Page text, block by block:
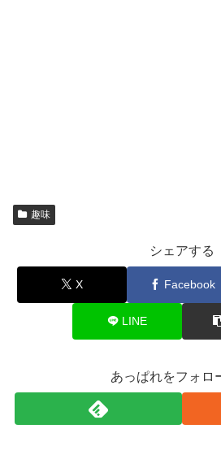
趣味
シェアする
X Facebook
LINE
あっぱれをフォロ